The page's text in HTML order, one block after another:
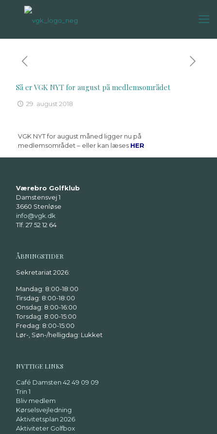
Så er VGK NYT for august på medlemsområdet
29. august 2018
VGK NYT for august måned ligger nu på
medlemsområdet – eller kan læses HER
Værebro Golfklub
Damstensvej 1
3660 Stenløse
info@vgk.dk
Tlf. 27 52 12 64
ÅBNINGSTIDER
Sekretariat 2026:
Mandag: 8:00-18:00
Tirsdag: 8:00-18:00
Onsdag: 8:00-16:00
Torsdag: 8:00-15:00
Fredag: 8:00-15:00
Lør-, Søn-/helligdag: Lukket
NYTTIGE LINKS
Café Damsten 42 49 09 09
Trin 1
Bliv medlem
Kørselsvejledning
Aktivitetsplan 2026
Aktiviteter Golfbox